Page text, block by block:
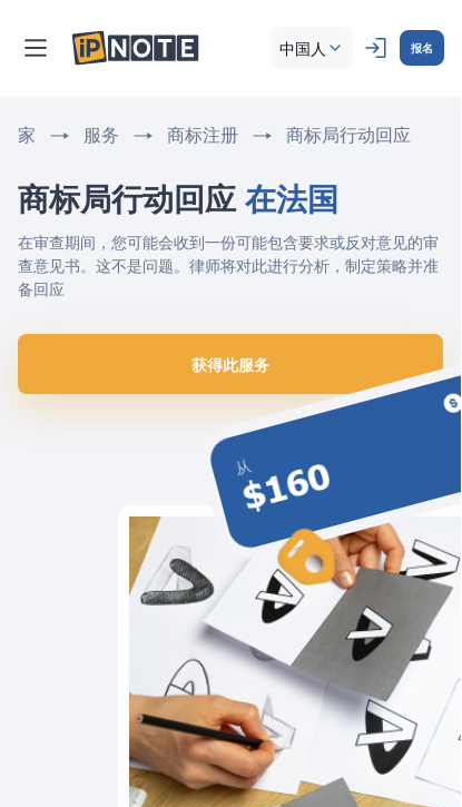
中国人 报名
家 服务 商标注册 商标局行动回应
商标局行动回应 在法国
从
$160
在审查期间，您可能会收到一份可能包含要求或反对意见的审
查意见书。这不是问题。律师将对此进行分析，制定策略并准
备回应
获得此服务